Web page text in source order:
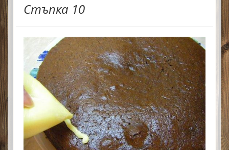
Стъпка 10